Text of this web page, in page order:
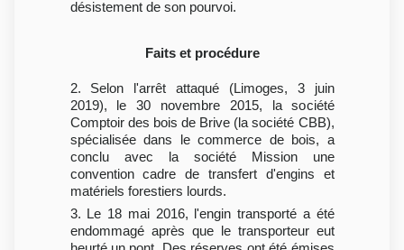
désistement de son pourvoi.
Faits et procédure
2. Selon l'arrêt attaqué (Limoges, 3 juin
2019), le 30 novembre 2015, la société
Comptoir des bois de Brive (la société CBB),
spécialisée dans le commerce de bois, a
conclu avec la société Mission une
convention cadre de transfert d'engins et
matériels forestiers lourds.
3. Le 18 mai 2016, l'engin transporté a été
endommagé après que le transporteur eut